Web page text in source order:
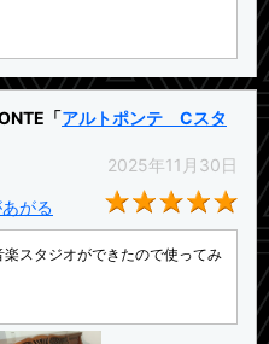
「アルトポンテ Cスタ
2025年11月30日
★5
がる
スタジオができたので使ってみ